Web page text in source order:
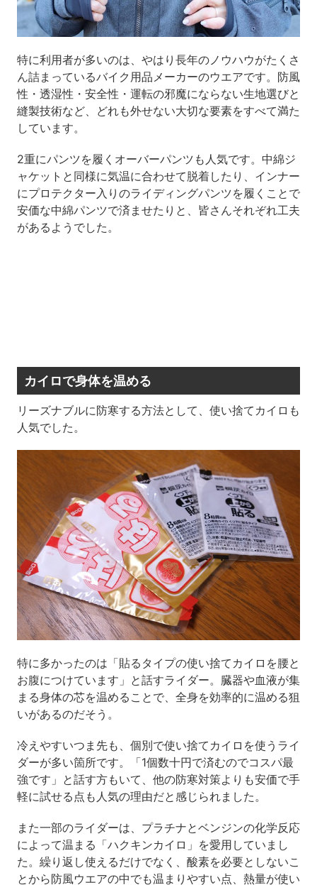
特に利用者が多いのは、やはり長年のノウハウがたくさ
ん詰まっているバイク用品メーカーのウエアです。防風
性・透湿性・安全性・運転の邪魔にならない生地選びと
縫製技術など、どれも外せない大切な要素をすべて満た
しています。
2重にパンツを履くオーバーパンツも人気です。中綿ジ
ャケットと同様に気温に合わせて脱着したり、インナー
にプロテクター入りのライディングパンツを履くことで
安価な中綿パンツで済ませたりと、皆さんそれぞれ工夫
があるようでした。
カイロで身体を温める
リーズナブルに防寒する方法として、使い捨てカイロも
人気でした。
特に多かったのは「貼るタイプの使い捨てカイロを腰と
お腹につけています」と話すライダー。臓器や血液が集
まる身体の芯を温めることで、全身を効率的に温める狙
いがあるのだそう。
冷えやすいつま先も、個別で使い捨てカイロを使うライ
ダーが多い箇所です。「1個数十円で済むのでコスパ最
強です」と話す方もいて、他の防寒対策よりも安価で手
軽に試せる点も人気の理由だと感じられました。
また一部のライダーは、プラチナとベンジンの化学反応
によって温まる「ハクキンカイロ」を愛用していまし
た。繰り返し使えるだけでなく、酸素を必要としないこ
とから防風ウエアの中でも温まりやすい点、熱量が使い